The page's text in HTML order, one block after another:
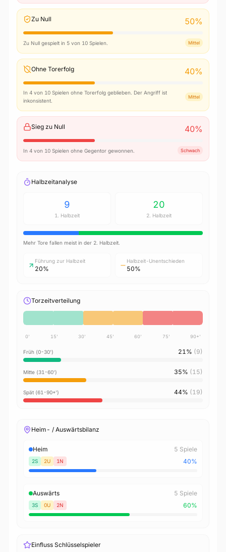
Zu Null 50%
Zu Null gespielt in 5 von 10 Spielen. Mittel
Ohne Torerfolg 40%
In 4 von 10 Spielen ohne Torerfolg geblieben. Der Angriff ist
inkonsistent.
Mittel
Sieg zu Null 40%
In 4 von 10 Spielen ohne Gegentor gewonnen. Schwach
Halbzeitanalyse
9
1. Halbzeit
20
2. Halbzeit
Mehr Tore fallen meist in der 2. Halbzeit.
Führung zur Halbzeit
20%
Halbzeit-Unentschieden
50%
Torzeitverteilung
0' 15' 30' 45' 60' 75' 90+'
Früh (0-30') 21% (9)
Mitte (31-60') 35% (15)
Spät (61-90+') 44% (19)
Heim- / Auswärtsbilanz
Heim 5 Spiele
2S 2U 1N 40%
Auswärts 5 Spiele
3S 0U 2N 60%
Einfluss Schlüsselspieler